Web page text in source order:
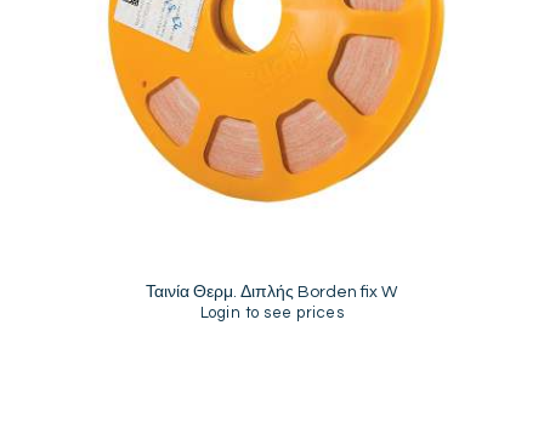
Ταινία Θερμ. Διπλής Borden fix W
Login to see prices